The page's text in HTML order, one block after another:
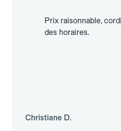
Prix raisonnable,
des horaires.
Christiane D.